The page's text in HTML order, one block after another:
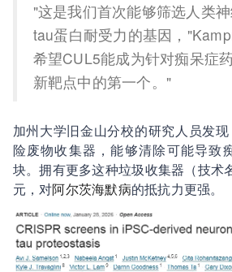
"这是我们首次能够筛选人类
tau蛋白耐受力的基因，
希望CUL5能成为针对痴呆症
新靶点中的第一个。"
加州大学旧金山分校的研究人员发
险废物收集器，能够清除可能导致
块。拥有更多这种垃圾收集器（技术
元，对阿尔茨海默病的抵抗力更强。